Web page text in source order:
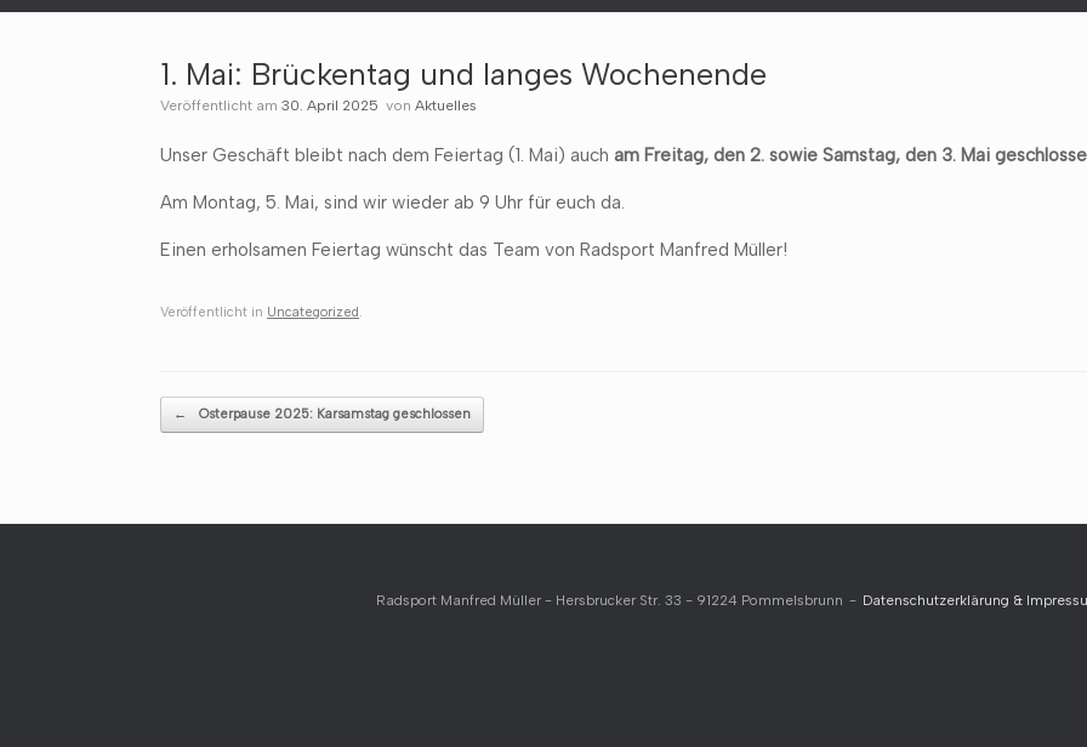
1. Mai: Brückentag und langes Wochenende
Veröffentlicht am 30. April 2025 von Aktuelles
Unser Geschäft bleibt nach dem Feiertag (1. Mai) auch am Freitag, den 2. sowie Samstag, den 3. Mai
Am Montag, 5. Mai, sind wir wieder ab 9 Uhr für euch da.
Einen erholsamen Feiertag wünscht das Team von Radsport Manfred Müller!
Veröffentlicht in Uncategorized
Beitragsnavigation
← Osterpause 2025: Karsamstag geschlossen
Radsport Manfred Müller - Hersbrucker Str. 33 - 91224 Pommelsbrunn Datenschutzerklärung &